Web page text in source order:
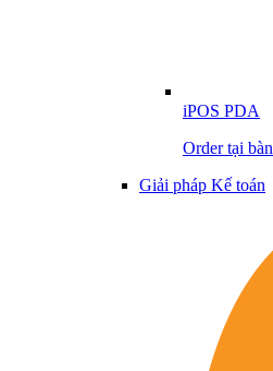
iPOS PDA
Order tại bàn
Giải pháp Kế toán